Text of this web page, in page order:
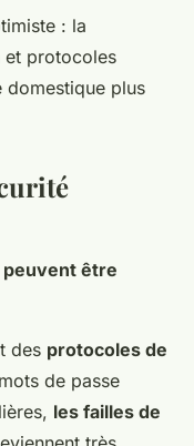
: la
et protocoles
domestique plus
peuvent être
des protocoles de
de passe
les failles de